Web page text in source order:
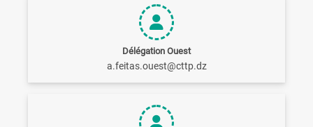
Délégation Ouest
a.feitas.ouest@cttp.dz